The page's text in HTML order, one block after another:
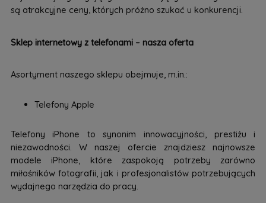
są atrakcyjne ceny, których próżno szukać u konkurencji.
Sklep internetowy z telefonami – nasza oferta
Asortyment naszego sklepu obejmuje, m.in.:
Telefony Apple
Telefony iPhone to synonim innowacyjności, prestiżu i
niezawodności. W naszej ofercie znajdziesz najnowsze
modele iPhone, które zaspokoją potrzeby zarówno
miłośników fotografii, jak i profesjonalistów potrzebujących
wydajnego narzędzia do pracy.